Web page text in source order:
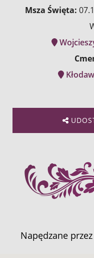
Msza Święta:
Napędzane